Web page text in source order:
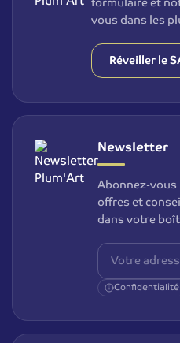
formulaire et
vous dans les
Réveiller le
Newsletter
Abonnez-vous
offres et
dans votre
Confidentialité